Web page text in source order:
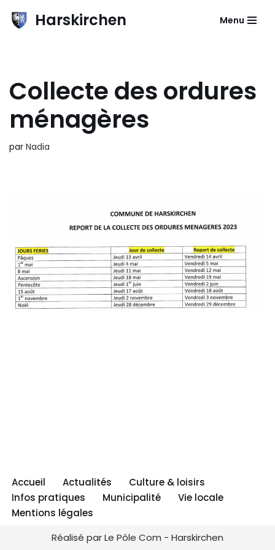
Aller
Harskirchen Menu
Collecte des ordures
ménagères
par Nadia
Accueil Actualités
Culture & loisirs
Infos pratiques
Municipalité
Vie locale
Mentions légales
Réalisé par Le Pôle Com - Harskirchen